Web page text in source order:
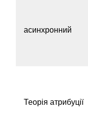
асинхронний
Теорія атрибуції